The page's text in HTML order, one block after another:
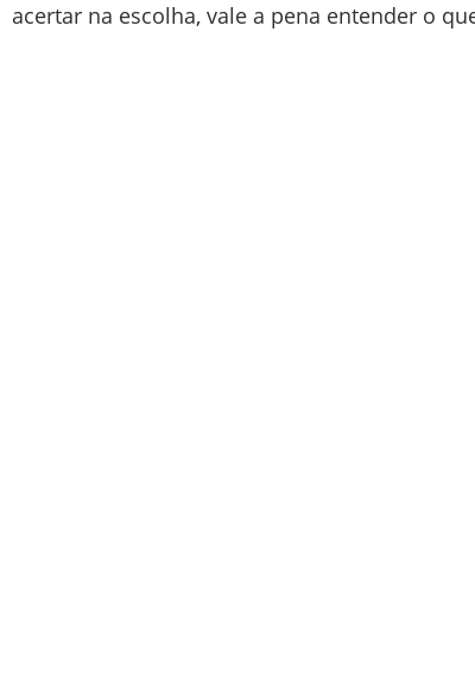
acertar na escolha, vale a pena entender o